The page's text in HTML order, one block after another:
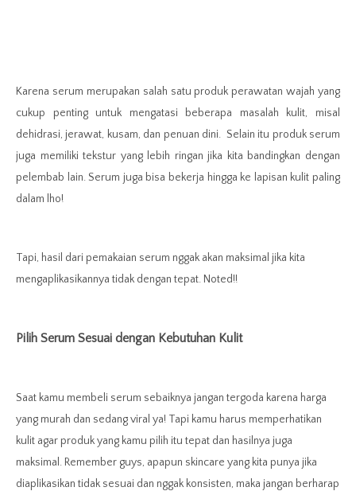
Karena serum merupakan salah satu produk perawatan wajah yang
cukup penting untuk mengatasi beberapa masalah kulit, misal
dehidrasi, jerawat, kusam, dan penuan dini. Selain itu produk serum
juga memiliki tekstur yang lebih ringan jika kita bandingkan dengan
pelembab lain. Serum juga bisa bekerja hingga ke lapisan kulit paling
dalam lho!
Tapi, hasil dari pemakaian serum nggak akan maksimal jika kita
mengaplikasikannya tidak dengan tepat. Noted!!
Pilih Serum Sesuai dengan Kebutuhan Kulit
Saat kamu membeli serum sebaiknya jangan tergoda karena harga
yang murah dan sedang viral ya! Tapi kamu harus memperhatikan
kulit agar produk yang kamu pilih itu tepat dan hasilnya juga
maksimal. Remember guys, apapun skincare yang kita punya jika
diaplikasikan tidak sesuai dan nggak konsisten, maka jangan berharap